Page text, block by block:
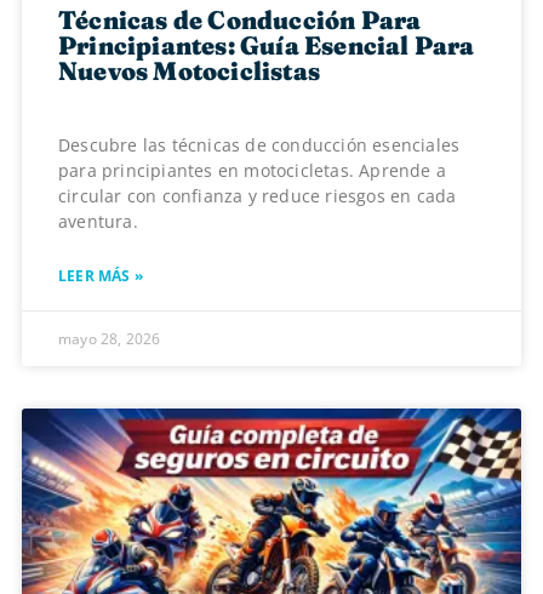
Técnicas de Conducción Para
Principiantes: Guía Esencial Para
Nuevos Motociclistas
Descubre las técnicas de conducción esenciales
para principiantes en motocicletas. Aprende a
circular con confianza y reduce riesgos en cada
aventura.
LEER MÁS »
mayo 28, 2026